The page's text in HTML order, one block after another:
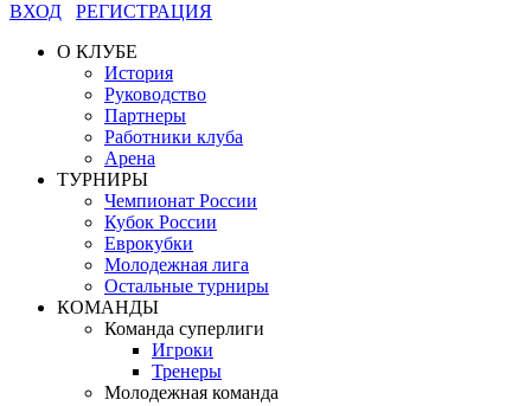
ВХОД
РЕГИСТРАЦИЯ
О КЛУБЕ
История
Руководство
Партнеры
Работники клуба
Арена
ТУРНИРЫ
Чемпионат России
Кубок России
Еврокубки
Молодежная лига
Остальные турниры
КОМАНДЫ
Команда суперлиги
Игроки
Тренеры
Молодежная команда